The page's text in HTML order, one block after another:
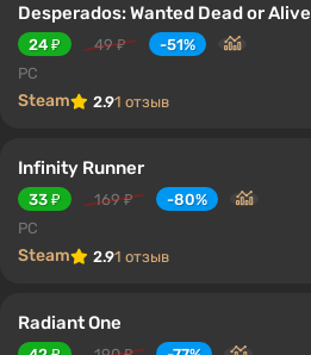
Desperados: Wanted Dead or Alive
24 ₽ 49 ₽
-51%
PC
Steam 2.91 отзыв
Infinity Runner
33 ₽ 169 ₽
-80%
PC
Steam 2.91 отзыв
Radiant One